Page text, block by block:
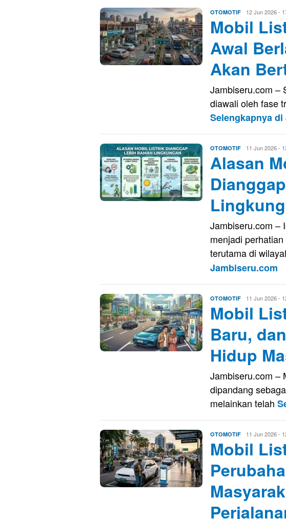
OTOMOTIF Evo
Kusnady
12 Jun 2026 -
Mobil
Awal
Akan
Jambiseru.com –
diawali oleh fase
Selengkapnya
OTOMOTIF Evo
11 Jun 2026 -
Alasan
Jambiseru.com –
menjadi
terutama di
Jambiseru.com
OTOMOTIF Evo
Kusnady
11 Jun 2026 -
Mobil
Baru,
Hidup
Jambiseru.com –
dipandang
melainkan telah
OTOMOTIF Evo
Kusnady
11 Jun 2026 -
Mobil